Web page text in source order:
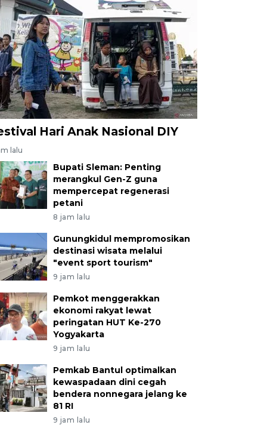
Hari Anak Nasional DIY
lalu
Bupati Sleman: Penting
merangkul Gen-Z guna
mempercepat regenerasi
petani
8 jam lalu
Gunungkidul mempromosikan
destinasi wisata melalui
"event sport tourism"
9 jam lalu
Pemkot menggerakkan
ekonomi rakyat lewat
peringatan HUT Ke-270
Yogyakarta
9 jam lalu
Pemkab Bantul optimalkan
kewaspadaan dini cegah
bendera nonnegara jelang ke
81 RI
9 jam lalu